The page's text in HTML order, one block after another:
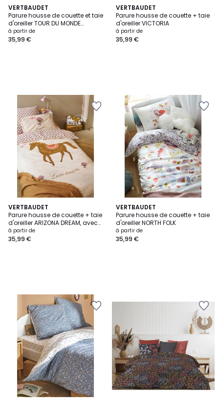
VERTBAUDET
Parure housse de couette et taie
d'oreiller TOUR DU MONDE
ANIMAUX avec coton recyclé
à partir de
35,99 €
VERTBAUDET
Parure housse de couette + taie
d'oreiller VICTORIA
à partir de
35,99 €
VERTBAUDET
Parure housse de couette + taie
d'oreiller ARIZONA DREAM, avec
coton recyclé
à partir de
35,99 €
VERTBAUDET
Parure housse de couette + taie
d'oreiller NORTH FOLK
à partir de
35,99 €